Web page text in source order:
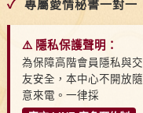
✓ 專屬愛情秘書一對一
⚠️ 隱私保護聲明：
為保障高階會員隱私與交
友安全，本中心不開放隨
意來電。一律採